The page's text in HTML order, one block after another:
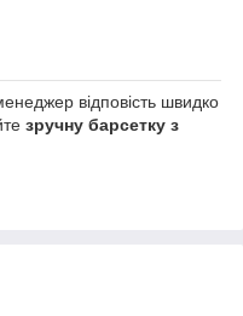
відповість швидко
зручну барсетку з